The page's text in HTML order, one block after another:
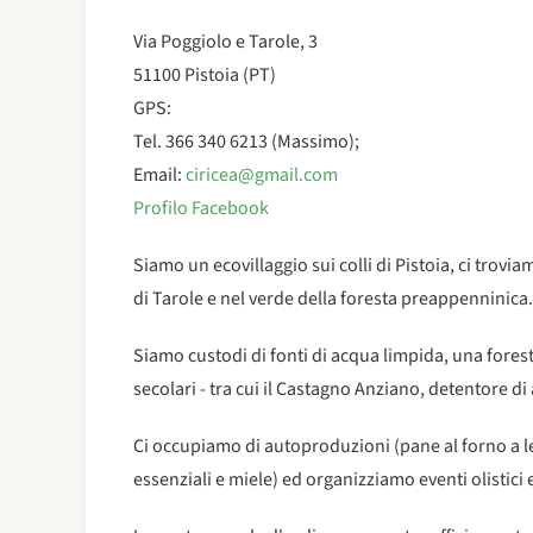
Via Poggiolo e Tarole, 3
51100 Pistoia (PT)
GPS:
Tel. 366 340 6213 (Massimo);
Email:ciricea@gmail.com
Profilo Facebook
Siamo un ecovillaggio sui colli di Pistoia, ci
di Tarole e nel verde della foresta
Siamo custodi di fonti di acqua limpida, una
secolari - tra cui il Castagno Anziano, detentore
Ci occupiamo di autoproduzioni (pane al forno a
essenziali e miele) ed organizziamo eventi olistici